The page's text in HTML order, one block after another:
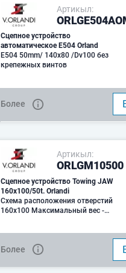
Артикыл:
Сцепное устройство
автоматическое E504 Orland
E504 50mm/ 140x80 /Dv100 без
крепежных винтов
Более
Артикыл:
ORLGM10500
Сцепное устройство Towing JAW
160x100/50t. Orlandi
Схема расположения отверстий
160x100 Максимальный вес -
Более